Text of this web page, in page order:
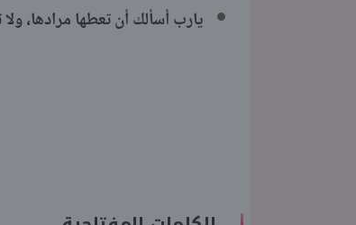
يارب أسألك أن تعطها مرادها،